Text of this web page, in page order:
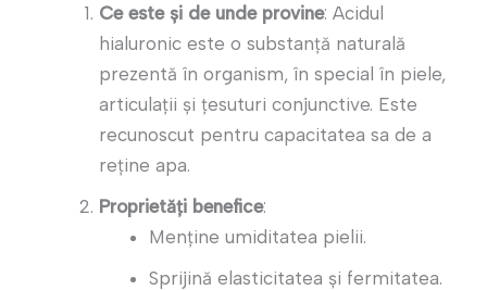
Ce este și de unde provine: Acidul
hialuronic este o substanță naturală
prezentă în organism, în special în piele,
articulații și țesuturi conjunctive. Este
recunoscut pentru capacitatea sa de a
reține apa.
Proprietăți benefice:
Menține umiditatea pielii.
Sprijină elasticitatea și fermitatea.